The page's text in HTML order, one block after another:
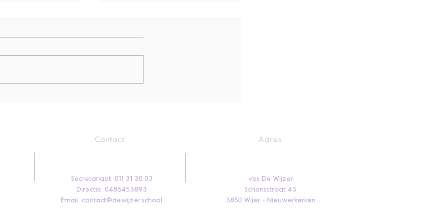
Contact
Secretariaat: 011 31 30 03
Directie: 0486453893
Email: contact@dewijzer.school
Adres
vbs De Wijzer
Schansstraat 43
3850 Wijer - Nieuwerkerken